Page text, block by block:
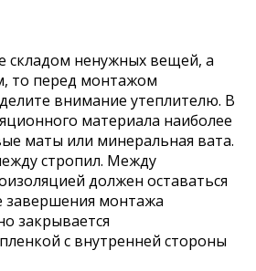
складом ненужных вещей, а
то перед монтажом
внимание утеплителю. В
материала наиболее
маты или минеральная вата.
стропил. Между
должен оставаться
завершения монтажа
закрывается
с внутренней стороны